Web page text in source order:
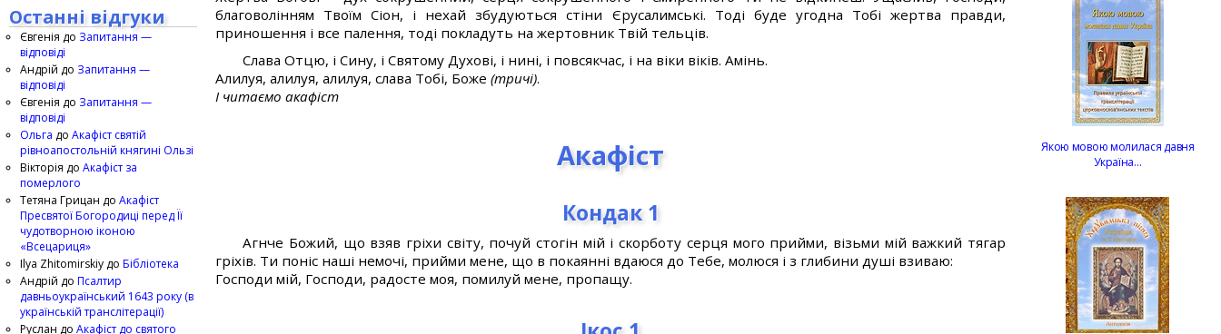
благоволінням Твоїм Сіон, і нехай збудуються стіни Єрусалимські. Тоді буде угодна Тобі жертва правди,
приношення і все палення, тоді покладуть на жертовник Твій тельців.
Слава Отцю, і Сину, і Святому Духові, і нині, і повсякчас, і на віки віків. Амінь.
Алилуя, алилуя, алилуя, слава Тобі, Боже(тричі).
І читаємо акафіст
Акафіст
Кондак 1
Агнче Божий, що взяв гріхи світу, почуй стогін мій і скорботу серця мого прийми, візьми мій важкий тягар
гріхів. Ти поніс наші немочі, прийми мене, що в покаянні вдаюся до Тебе, молюся і з глибини душі взиваю:
Господи мій, Господи, радосте моя, помилуй мене, пропащу.
Останні відгуки
Євгенія до Запитання —
відповіді
Андрій до Запитання —
відповіді
Євгенія до Запитання —
відповіді
Ольга до Акафіст святій
рівноапостольній княгині Ользі
Вікторія до Акафіст за
померлого
Тетяна Грицан до Акафіст
Пресвятої Богородиці перед Її
чудотворною іконою
«Всецариця»
Ilya Zhitomirskiy до Бібліотека
Андрій до Псалтир
давньоукраїнський 1643 року (в
українській транслітерації)
Руслан до Акафіст до святого
Якою мовою молилася давня
Україна…